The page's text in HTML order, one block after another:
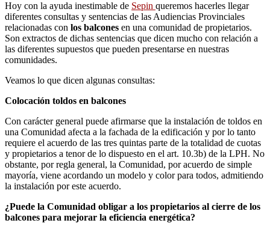
Hoy con la ayuda inestimable de Sepin queremos hacerles llegar
diferentes consultas y sentencias de las Audiencias Provinciales
relacionadas con los balcones en una comunidad de propietarios.
Son extractos de dichas sentencias que dicen mucho con relación a
las diferentes supuestos que pueden presentarse en nuestras
comunidades.
Veamos lo que dicen algunas consultas:
Colocación toldos en balcones
Con carácter general puede afirmarse que la instalación de toldos en
una Comunidad afecta a la fachada de la edificación y por lo tanto
requiere el acuerdo de las tres quintas parte de la totalidad de cuotas
y propietarios a tenor de lo dispuesto en el art. 10.3b) de la LPH. No
obstante, por regla general, la Comunidad, por acuerdo de simple
mayoría, viene acordando un modelo y color para todos, admitiendo
la instalación por este acuerdo.
¿Puede la Comunidad obligar a los propietarios al cierre de los
balcones para mejorar la eficiencia energética?